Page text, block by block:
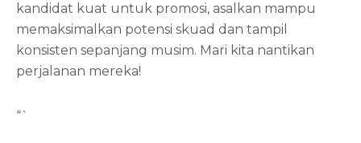
kandidat kuat untuk promosi, asalkan mampu
memaksimalkan potensi skuad dan tampil
konsisten sepanjang musim. Mari kita nantikan
perjalanan mereka!
“`